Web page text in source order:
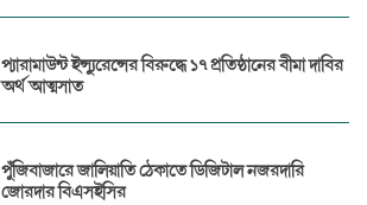
প্যারামাউন্ট ইন্স্যুরেন্সের বিরুদ্ধে ১৭ প্রতিষ্ঠানের বীমা দাবির
অর্থ আত্মসাত
পুঁজিবাজারে জালিয়াতি ঠেকাতে ডিজিটাল নজরদারি
জোরদার বিএসইসির